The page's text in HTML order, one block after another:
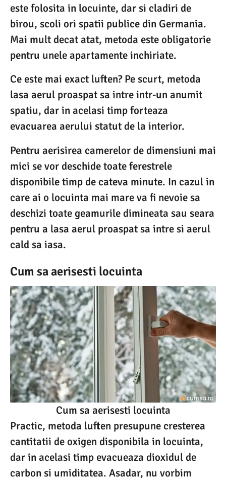
este folosita in locuinte, dar si cladiri de
birou, scoli ori spatii publice din Germania.
Mai mult decat atat, metoda este obligatorie
pentru unele apartamente inchiriate.
Ce este mai exact luften? Pe scurt, metoda
lasa aerul proaspat sa intre intr-un anumit
spatiu, dar in acelasi timp forteaza
evacuarea aerului statut de la interior.
Pentru aerisirea camerelor de dimensiuni mai
mici se vor deschide toate ferestrele
disponibile timp de cateva minute. In cazul in
care ai o locuinta mai mare va fi nevoie sa
deschizi toate geamurile dimineata sau seara
pentru a lasa aerul proaspat sa intre si aerul
cald sa iasa.
Cum sa aerisesti locuinta
Cum sa aerisesti locuinta
Practic, metoda luften presupune cresterea
cantitatii de oxigen disponibila in locuinta,
dar in acelasi timp evacueaza dioxidul de
carbon si umiditatea. Asadar, nu vorbim